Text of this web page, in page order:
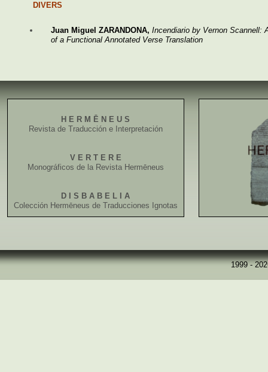
DIVERS
Juan Miguel ZARANDONA, Incendiario by Vernon Scannell:
of a Functional Annotated Verse Translation
H E R M Ē N E U S
Revista de Traducción e Interpretación
V E R T E R E
Monográficos de la Revista Hermēneus
D I S B A B E L I A
Colección Hermēneus de Traducciones Ignotas
1999 -